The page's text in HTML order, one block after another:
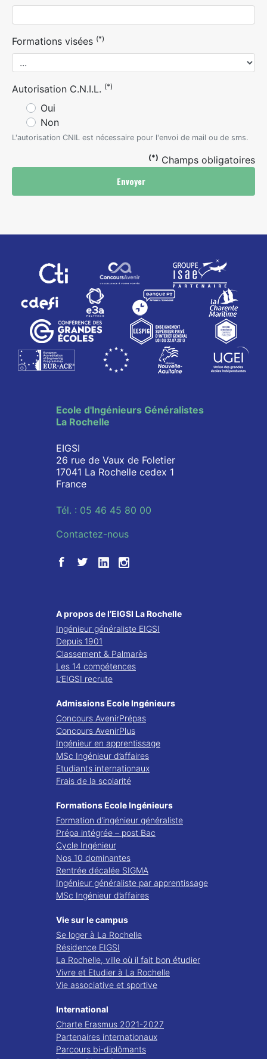
Formations visées (*)
Autorisation C.N.I.L. (*)
Oui
Non
L'autorisation CNIL est nécessaire pour l'envoi de mail ou de sms.
(*) Champs obligatoires
Envoyer
Ecole d'Ingénieurs Généralistes
La Rochelle
EIGSI
26 rue de Vaux de Foletier
17041 La Rochelle cedex 1
France
Tél. : 05 46 45 80 00
Contactez-nous
A propos de l’EIGSI La Rochelle
Ingénieur généraliste EIGSI
Depuis 1901
Classement & Palmarès
Les 14 compétences
L’EIGSI recrute
Admissions Ecole Ingénieurs
Concours AvenirPrépas
Concours AvenirPlus
Ingénieur en apprentissage
MSc Ingénieur d’affaires
Etudiants internationaux
Frais de la scolarité
Formations Ecole Ingénieurs
Formation d’ingénieur généraliste
Prépa intégrée – post Bac
Cycle Ingénieur
Nos 10 dominantes
Rentrée décalée SIGMA
Ingénieur généraliste par apprentissage
MSc Ingénieur d’affaires
Vie sur le campus
Se loger à La Rochelle
Résidence EIGSI
La Rochelle, ville où il fait bon étudier
Vivre et Etudier à La Rochelle
Vie associative et sportive
International
Charte Erasmus 2021-2027
Partenaires internationaux
Parcours bi-diplômants